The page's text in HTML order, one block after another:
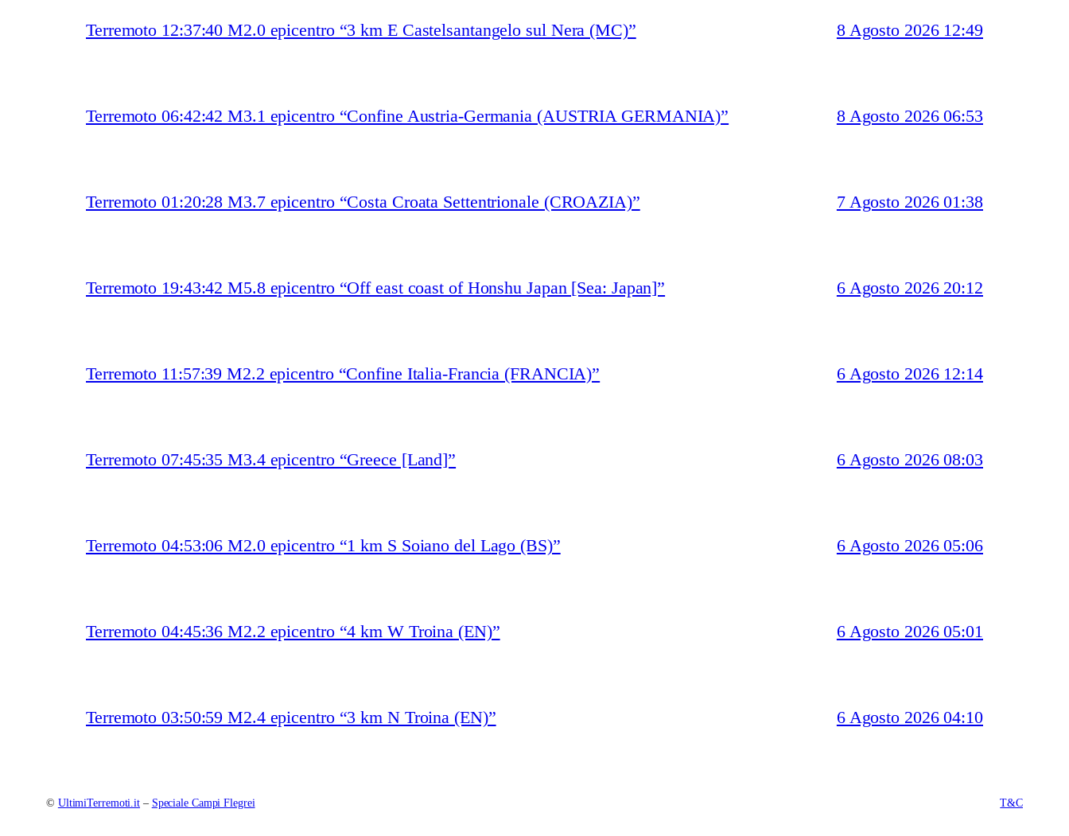
Terremoto 12:37:40 M2.0 epicentro “3 km E Castelsantangelo sul Nera (MC)” 8 Agosto 2026 12:49
Terremoto 06:42:42 M3.1 epicentro “Confine Austria-Germania (AUSTRIA GERMANIA)” 8 Agosto 2026 06:53
Terremoto 01:20:28 M3.7 epicentro “Costa Croata Settentrionale (CROAZIA)” 7 Agosto 2026 01:38
Terremoto 19:43:42 M5.8 epicentro “Off east coast of Honshu Japan [Sea: Japan]” 6 Agosto 2026 20:12
Terremoto 11:57:39 M2.2 epicentro “Confine Italia-Francia (FRANCIA)” 6 Agosto 2026 12:14
Terremoto 07:45:35 M3.4 epicentro “Greece [Land]” 6 Agosto 2026 08:03
Terremoto 04:53:06 M2.0 epicentro “1 km S Soiano del Lago (BS)” 6 Agosto 2026 05:06
Terremoto 04:45:36 M2.2 epicentro “4 km W Troina (EN)” 6 Agosto 2026 05:01
Terremoto 03:50:59 M2.4 epicentro “3 km N Troina (EN)” 6 Agosto 2026 04:10
© UltimiTerremoti.it – Speciale Campi Flegrei T&C